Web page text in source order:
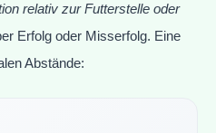
relativ zur Futterstelle oder
Erfolg oder Misserfolg. Eine
Abstände: